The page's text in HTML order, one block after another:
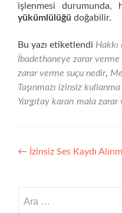
işlenmesi
yükümlülüğü doğabilir.
Bu yazı etiketlendi
İbadethaneye zarar verme
zarar verme suçu nedir,
Taşınmazı izinsiz kullanma
Yargıtay kararı mala zarar
Yazı
← İzinsiz Ses Kaydı